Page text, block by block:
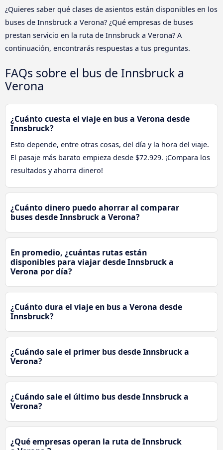
¿Quieres saber qué clases de asientos están disponibles en los
buses de Innsbruck a Verona? ¿Qué empresas de buses
prestan servicio en la ruta de Innsbruck a Verona? A
continuación, encontrarás respuestas a tus preguntas.
FAQs sobre el bus de Innsbruck a
Verona
¿Cuánto cuesta el viaje en bus a Verona desde
Innsbruck?
Esto depende, entre otras cosas, del día y la hora del viaje.
El pasaje más barato empieza desde $72.929. ¡Compara los
resultados y ahorra dinero!
¿Cuánto dinero puedo ahorrar al comparar
buses desde Innsbruck a Verona?
En promedio, ¿cuántas rutas están
disponibles para viajar desde Innsbruck a
Verona por día?
¿Cuánto dura el viaje en bus a Verona desde
Innsbruck?
¿Cuándo sale el primer bus desde Innsbruck a
Verona?
¿Cuándo sale el último bus desde Innsbruck a
Verona?
¿Qué empresas operan la ruta de Innsbruck